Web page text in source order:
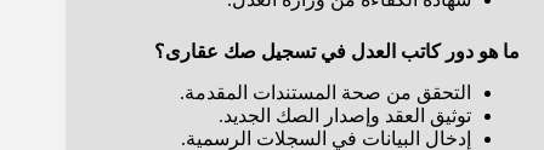
ما هو دور كاتب العدل في تسجيل صك عقارى؟
التحقق من صحة المستندات المقدمة.
توثيق العقد وإصدار الصك الجديد.
إدخال البيانات في السجلات الرسمية.